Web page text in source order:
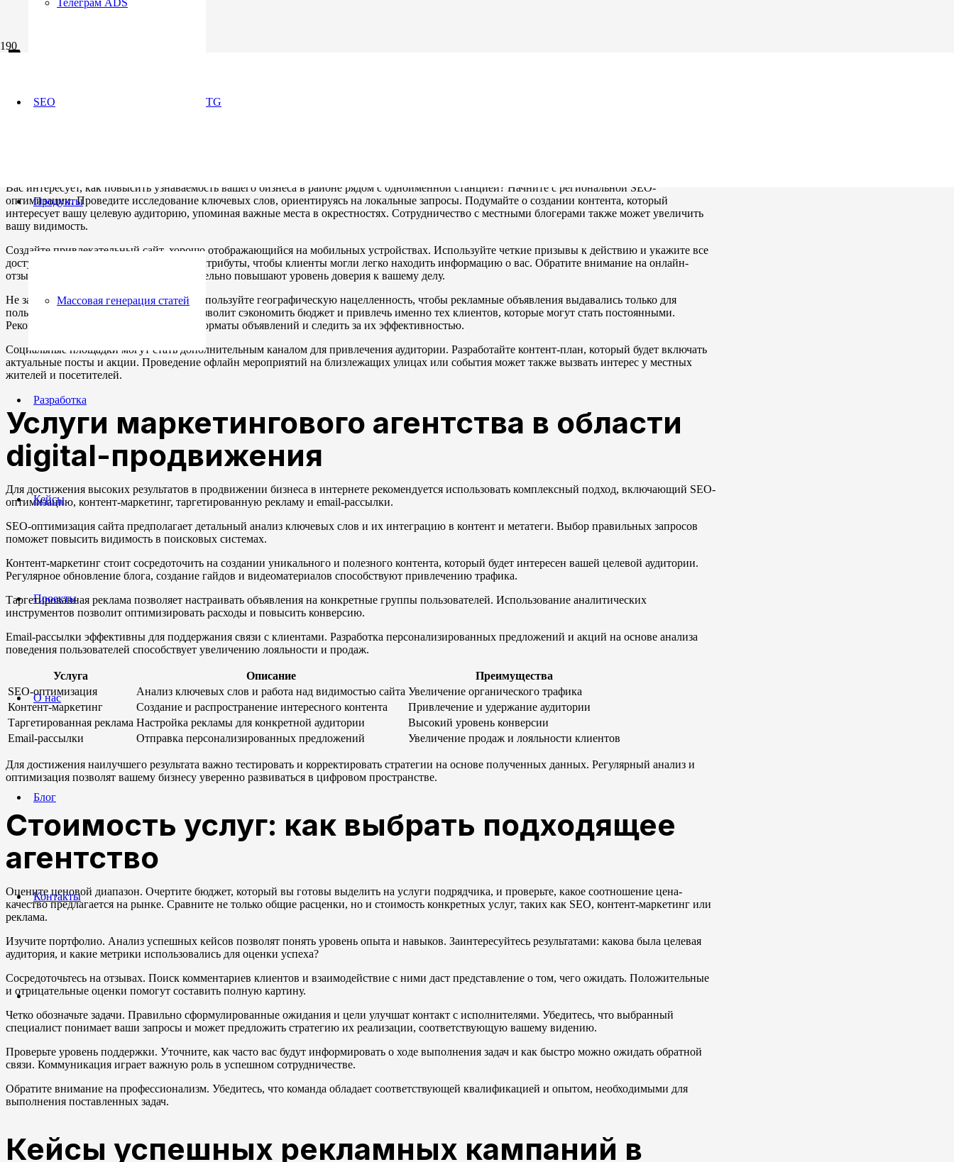
SEO
Продукты
Массовая генерация статей
Разработка
Кейсы
Проекты
О нас
Блог
Контакты
TG
Маркетинговое агентство в метро
Шипиловская Москва
Вас интересует, как повысить узнаваемость вашего бизнеса в районе рядом с одноименной станцией? Начните с региональной SEO-
оптимизации. Проведите исследование ключевых слов, ориентируясь на локальные запросы. Подумайте о создании контента, который
интересует вашу целевую аудиторию, упоминая важные места в окрестностях. Сотрудничество с местными блогерами также может увеличить
вашу видимость.
Создайте привлекательный сайт, хорошо отображающийся на мобильных устройствах. Используйте четкие призывы к действию и укажите все
доступные услуги. Добавьте локальные атрибуты, чтобы клиенты могли легко находить информацию о вас. Обратите внимание на онлайн-
отзывы – положительные оценки значительно повышают уровень доверия к вашему делу.
Не забывайте о контекстной рекламе. Используйте географическую нацелленность, чтобы рекламные объявления выдавались только для
пользователей из вашего района. Это позволит сэкономить бюджет и привлечь именно тех клиентов, которые могут стать постоянными.
Рекомендуется протестировать разные форматы объявлений и следить за их эффективностью.
Социальные площадки могут стать дополнительным каналом для привлечения аудитории. Разработайте контент-план, который будет включать
актуальные посты и акции. Проведение офлайн мероприятий на близлежащих улицах или события может также вызвать интерес у местных
жителей и посетителей.
Услуги маркетингового агентства в области
digital-продвижения
Для достижения высоких результатов в продвижении бизнеса в интернете рекомендуется использовать комплексный подход, включающий SEO-
оптимизацию, контент-маркетинг, таргетированную рекламу и email-рассылки.
SEO-оптимизация сайта предполагает детальный анализ ключевых слов и их интеграцию в контент и метатеги. Выбор правильных запросов
поможет повысить видимость в поисковых системах.
Контент-маркетинг стоит сосредоточить на создании уникального и полезного контента, который будет интересен вашей целевой аудитории.
Регулярное обновление блога, создание гайдов и видеоматериалов способствуют привлечению трафика.
Таргетированная реклама позволяет настраивать объявления на конкретные группы пользователей. Использование аналитических
инструментов позволит оптимизировать расходы и повысить конверсию.
Email-рассылки эффективны для поддержания связи с клиентами. Разработка персонализированных предложений и акций на основе анализа
поведения пользователей способствует увеличению лояльности и продаж.
Услуга Описание
Преимущества
SEO-оптимизация
Анализ ключевых слов и работа над видимостью сайта Увеличение органического трафика
Контент-маркетинг
Создание и распространение интересного контента
Привлечение и удержание аудитории
Таргетированная реклама Настройка рекламы для конкретной аудитории
Высокий уровень конверсии
Email-рассылки
Отправка персонализированных предложений Увеличение продаж и лояльности клиентов
Для достижения наилучшего результата важно тестировать и корректировать стратегии на основе полученных данных. Регулярный анализ и
оптимизация позволят вашему бизнесу уверенно развиваться в цифровом пространстве.
Стоимость услуг: как выбрать подходящее
агентство
Оцените ценовой диапазон. Очертите бюджет, который вы готовы выделить на услуги подрядчика, и проверьте, какое соотношение цена-
качество предлагается на рынке. Сравните не только общие расценки, но и стоимость конкретных услуг, таких как SEO, контент-маркетинг или
реклама.
Изучите портфолио. Анализ успешных кейсов позволят понять уровень опыта и навыков. Заинтересуйтесь результатами: какова была целевая
аудитория, и какие метрики использовались для оценки успеха?
Сосредоточьтесь на отзывах. Поиск комментариев клиентов и взаимодействие с ними даст представление о том, чего ожидать. Положительные
и отрицательные оценки помогут составить полную картину.
Четко обозначьте задачи. Правильно сформулированные ожидания и цели улучшат контакт с исполнителями. Убедитесь, что выбранный
специалист понимает ваши запросы и может предложить стратегию их реализации, соответствующую вашему видению.
Проверьте уровень поддержки. Уточните, как часто вас будут информировать о ходе выполнения задач и как быстро можно ожидать обратной
связи. Коммуникация играет важную роль в успешном сотрудничестве.
Обратите внимание на профессионализм. Убедитесь, что команда обладает соответствующей квалификацией и опытом, необходимыми для
выполнения поставленных задач.
Кейсы успешных рекламных кампаний в